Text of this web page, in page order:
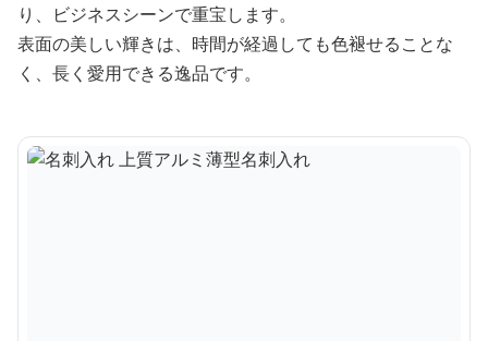
り、ビジネスシーンで重宝します。
表面の美しい輝きは、時間が経過しても色褪せることな
く、長く愛用できる逸品です。